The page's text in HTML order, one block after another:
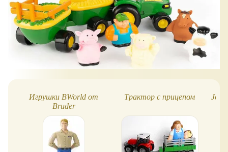
Игрушки BWorld от
Bruder
Трактор с прицепом